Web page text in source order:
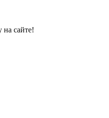
на сайте!